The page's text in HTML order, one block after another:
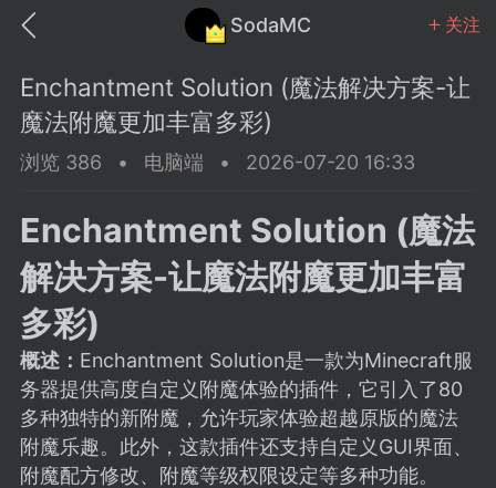
SodaMC 关注
中文社区 SodaMC
教程 材质 社区
潮涌核心
永久赞助者
11-27 02:06
电脑端 社区规则
Enchantment Solution (魔法解决方案-让
魔法附魔更加丰富多彩)
浏览 386 • 电脑端 • 2026-07-20 16:33
Enchantment Solution (魔法
解决方案-让魔法附魔更加丰富
多彩)
概述： Enchantment Solution是一款为Minecraft服
务器提供高度自定义附魔体验的插件，它引入了80
多种独特的新附魔，允许玩家体验超越原版的魔法
附魔乐趣。此外，这款插件还支持自定义GUI界面、
附魔配方修改、附魔等级权限设定等多种功能。